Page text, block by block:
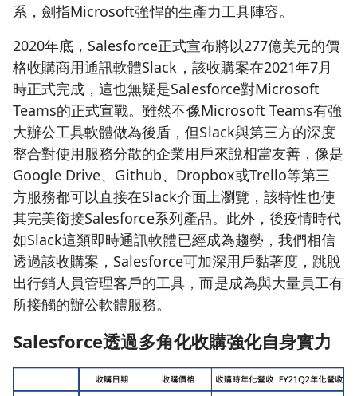
系，劍指Microsoft強悍的生產力工具陣容。
2020年底，Salesforce正式宣布將以277億美元的價
格收購商用通訊軟體Slack，該收購案在2021年7月
時正式完成，這也無疑是Salesforce對Microsoft
Teams的正式宣戰。雖然不像Microsoft Teams有強
大辦公工具軟體做為後盾，但Slack與第三方的深度
整合對使用服務分散的企業用戶來說相當友善，像是
Google Drive、Github、Dropbox或Trello等第三
方服務都可以直接在Slack介面上瀏覽，該特性也使
其完美銜接Salesforce系列產品。此外，後疫情時代
如Slack這類即時通訊軟體已經成為趨勢，我們相信
透過該收購案，Salesforce可加深用戶黏著度，跳脫
出行銷人員管理客戶的工具，而是成為與大量員工有
所接觸的辦公軟體服務。
Salesforce透過多角化收購強化自身實力